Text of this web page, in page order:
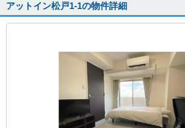
アットイン松戸1-1の物件詳細